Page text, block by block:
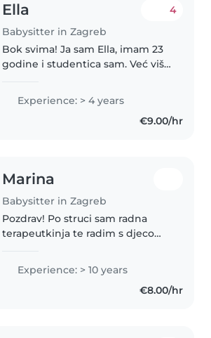
Ella
Babysitter in Zagreb
4
Bok svima! Ja sam Ella, imam 23
godine i studentica sam. Već više
različitih uzrasta. Volim se igrati s
djecom, osmisliti neke zabavne
Experience: > 4 years
€9.00/hr
Marina
Babysitter in Zagreb
Pozdrav! Po struci sam radna
terapeutkinja te radim s djecom
iskustva u osmišljavanju
funkcionalnih aktivnosti za sve
uzraste. Trenutno sam u fazi
Experience: > 10 years
€8.00/hr